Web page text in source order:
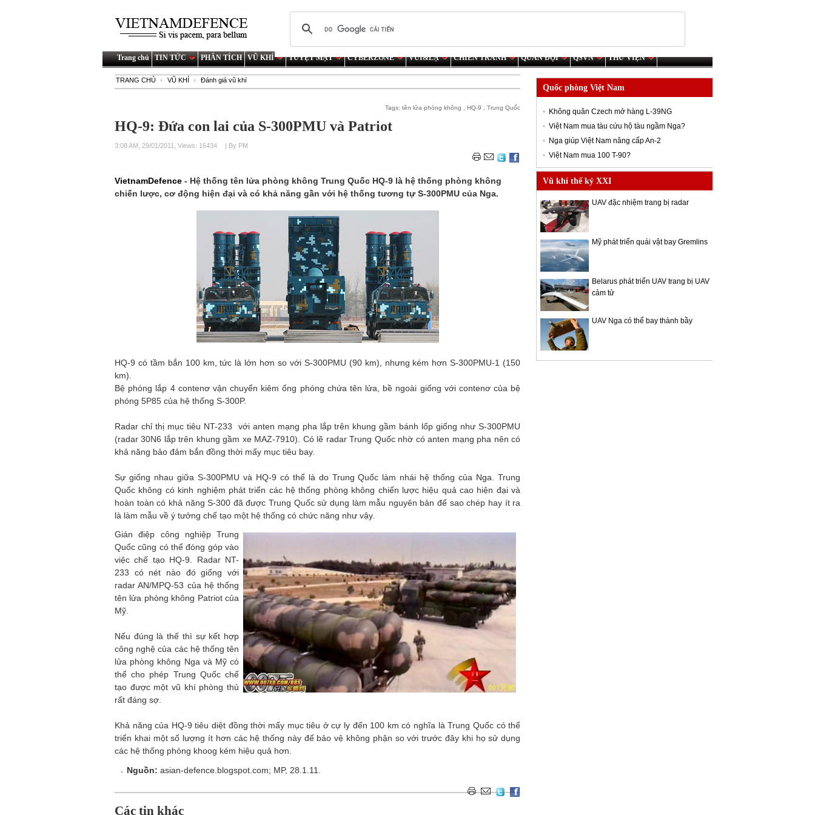
Trang chủ TIN TỨC PHÂN TÍCH VŨ KHÍ TUYỆT MẬT CYBERZONE VUI&LẠ CHIẾN TRANH QUÂN ĐỘI QSVN THƯ VIỆN
TRANG CHỦ VŨ KHÍ Đánh giá vũ khí
Tags:tên lửa phòng không ,HQ-9 ,Trung Quốc
HQ-9: Đứa con lai của S-300PMU và Patriot
3:08 AM, 29/01/2011, Views: 16434 | By PM
VietnamDefence - Hệ thống tên lửa phòng không Trung Quốc HQ-9 là hệ thống phòng không
chiến lược, cơ động hiện đại và có khả năng gần với hệ thống tương tự S-300PMU của Nga.
HQ-9 có tầm bắn 100 km, tức là lớn hơn so với S-300PMU (90 km), nhưng kém hơn S-300PMU-1 (150
km).
Bệ phóng lắp 4 contenơ vận chuyển kiêm ống phóng chứa tên lửa, bề ngoài giống với contenơ của bệ
phóng 5P85 của hệ thống S-300P.
Radar chỉ thị mục tiêu NT-233 với anten mạng pha lắp trên khung gầm bánh lốp giống như S-300PMU
(radar 30N6 lắp trên khung gầm xe MAZ-7910). Có lẽ radar Trung Quốc nhờ có anten mạng pha nên có
khả năng bảo đảm bắn đồng thời mấy mục tiêu bay.
Sự giống nhau giữa S-300PMU và HQ-9 có thể là do Trung Quốc làm nhái hệ thống của Nga. Trung
Quốc không có kinh nghiệm phát triển các hệ thống phòng không chiến lược hiệu quả cao hiện đại và
hoàn toàn có khả năng S-300 đã được Trung Quốc sử dụng làm mẫu nguyên bản để sao chép hay ít ra
là làm mẫu về ý tưởng chế tạo một hệ thống có chức năng như vậy.
Gián điệp công nghiệp Trung
Quốc cũng có thể đóng góp vào
việc chế tạo HQ-9. Radar NT-
233 có nét nào đó giống với
radar AN/MPQ-53 của hệ thống
tên lửa phòng không Patriot của
Mỹ.
Nếu đúng là thế thì sự kết hợp
công nghệ của các hệ thống tên
lửa phòng không Nga và Mỹ có
thể cho phép Trung Quốc chế
tạo được một vũ khí phòng thủ
rất đáng sợ.
Khả năng của HQ-9 tiêu diệt đồng thời mấy mục tiêu ở cự ly đến 100 km có nghĩa là Trung Quốc có thể
triển khai một số lượng ít hơn các hệ thống này để bảo vệ không phận so với trước đây khi họ sử dụng
các hệ thống phòng khoog kém hiệu quả hơn.
Nguồn: asian-defence.blogspot.com; MP, 28.1.11.
Các tin khác
Quốc phòng Việt Nam
Không quân Czech mở hàng L-39NG
Việt Nam mua tàu cứu hộ tàu ngầm Nga?
Nga giúp Việt Nam nâng cấp An-2
Việt Nam mua 100 T-90?
Vũ khí thế kỷ XXI
UAV đặc nhiệm trang bị radar
Mỹ phát triển quái vật bay Gremlins
Belarus phát triển UAV trang bị UAV
cảm tử
UAV Nga có thể bay thành bầy